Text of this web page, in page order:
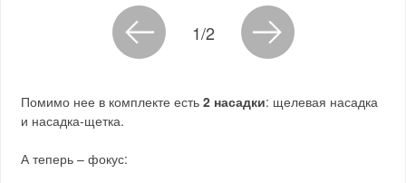
1/2
Помимо нее в комплекте есть2 насадки: щелевая насадка
и насадка-щетка.
А теперь – фокус: